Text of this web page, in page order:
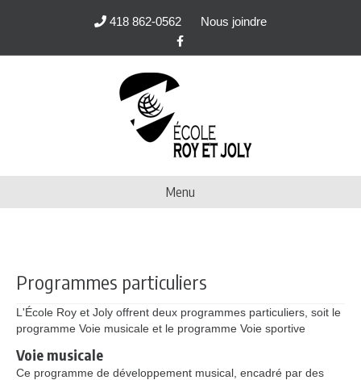
418 862-0562
Nous joindre
Facebook
Menu
Programmes particuliers
L'École Roy et Joly offrent deux programmes particuliers, soit le
programme Voie musicale et le programme Voie sportive
Voie musicale
Ce programme de développement musical, encadré par des